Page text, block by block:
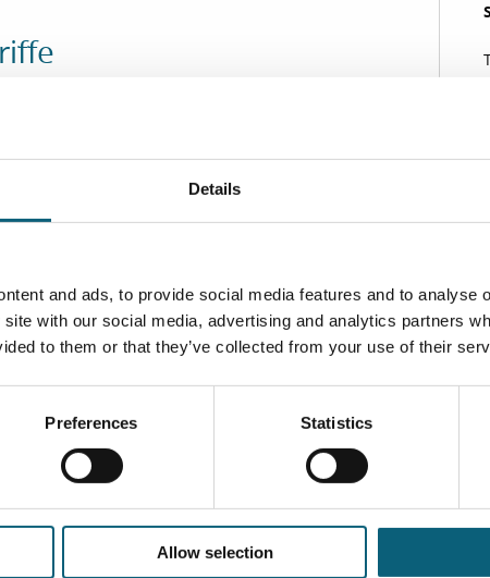
Details
and ads, to provide social media features and to analyse
with our social media, advertising and analytics partners
to them or that they’ve collected from your use of their
Preferences Statistics
Allow selection
Durch gezielte Verfahren wie Lipolyse oder
konturieren – für ein definierteres Erscheinungsbild